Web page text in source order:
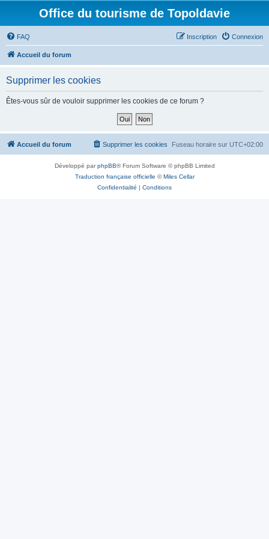
Office du tourisme de Topoldavie
FAQ Connexion
Inscription
Accueil du forum
Supprimer les cookies
Êtes-vous sûr de vouloir supprimer les cookies de ce forum ?
Accueil du forum Fuseau horaire sur UTC+02:00
Supprimer les cookies
Développé parphpBB® Forum Software © phpBB Limited
Traduction française officielle ©Miles Cellar
Confidentialité | Conditions